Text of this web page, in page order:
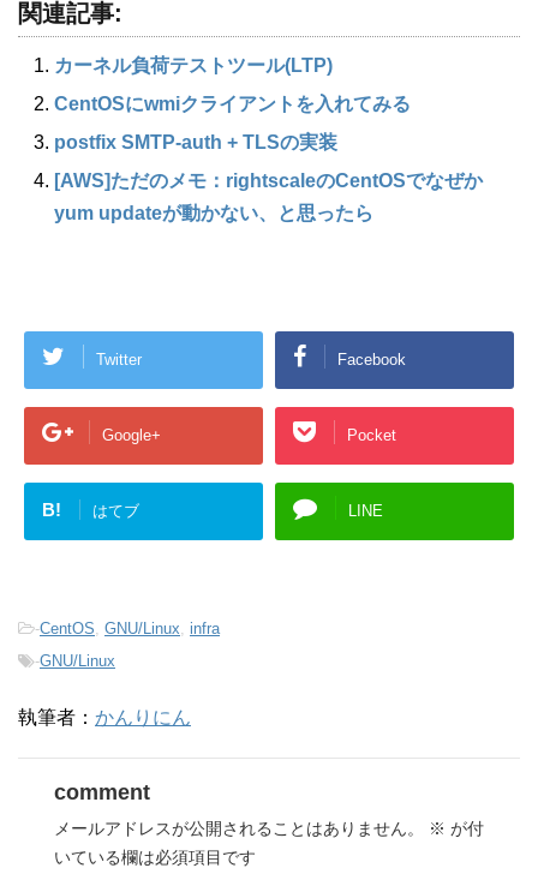
関連記事:
カーネル負荷テストツール(LTP)
CentOSにwmiクライアントを入れてみる
postfix SMTP-auth + TLSの実装
[AWS]ただのメモ：rightscaleのCentOSでなぜか
yum updateが動かない、と思ったら
Twitter Facebook
Google+ Pocket
B! はてブ LINE
-CentOS GNU/Linux
infra
-GNU/Linux
執筆者： かんりにん
comment
メールアドレスが公開されることはありません。 ※ が付
いている欄は必須項目です